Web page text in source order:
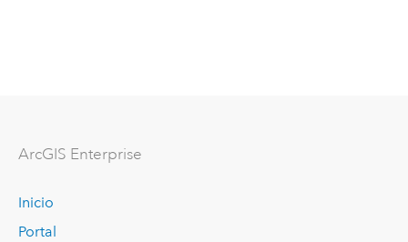
ArcGIS Enterprise
Inicio
Portal